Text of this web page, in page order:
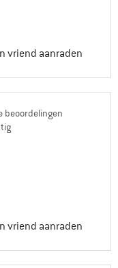
is?
zoals
vriend aanraden
beoordelingen
vriend aanraden